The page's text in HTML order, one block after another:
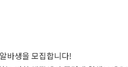
바생을 모집합니다!